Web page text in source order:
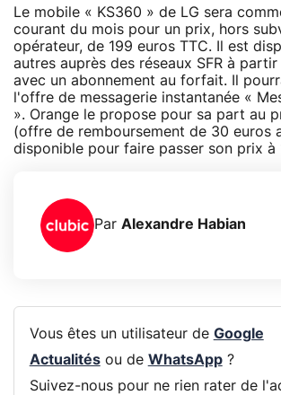
Le mobile « KS360 » de LG sera
courant du mois pour un prix, hors
opérateur, de 199 euros TTC. Il est
autres auprès des réseaux SFR à
avec un abonnement au forfait. Il
l'offre de messagerie instantanée «
». Orange le propose pour sa part au
(offre de remboursement de 30 euros
disponible pour faire passer son prix à
Par Alexandre Habian
Vous êtes un utilisateur de Google
Actualitésou de WhatsApp?
Suivez-nous pour ne rien rater de